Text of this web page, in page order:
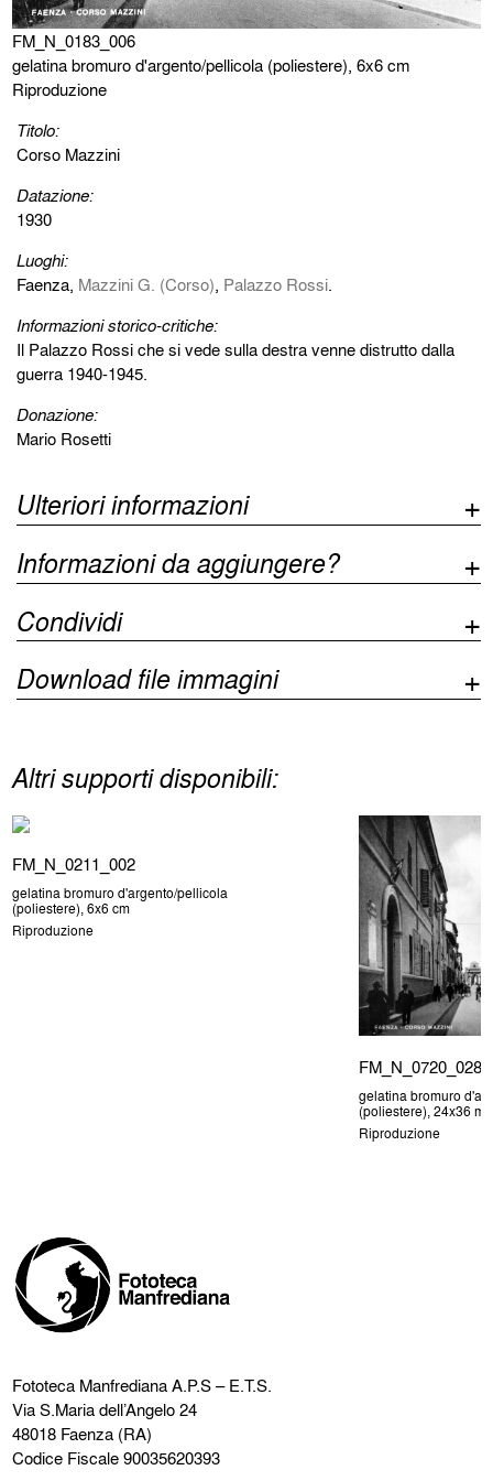
FM_N_0183_006
gelatina bromuro d'argento/pellicola (poliestere), 6x6 cm
Riproduzione
Titolo:
Corso Mazzini
Datazione:
1930
Luoghi:
Faenza, Mazzini G. (Corso), Palazzo Rossi.
Informazioni storico-critiche:
Il Palazzo Rossi che si vede sulla destra venne distrutto dalla
guerra 1940-1945.
Donazione:
Mario Rosetti
Ulteriori informazioni
Informazioni da aggiungere?
Condividi
Download file immagini
Altri supporti disponibili:
FM_N_0211_002
gelatina bromuro d'argento/pellicola
(poliestere), 6x6 cm
Riproduzione
FM_N_0720_028
gelatina bromuro
(poliestere), 24x36
Riproduzione
Fototeca ManfredianaA.P.S – E.T.S.
Via S.Maria dell’Angelo 24
48018 Faenza (RA)
Codice Fiscale 90035620393